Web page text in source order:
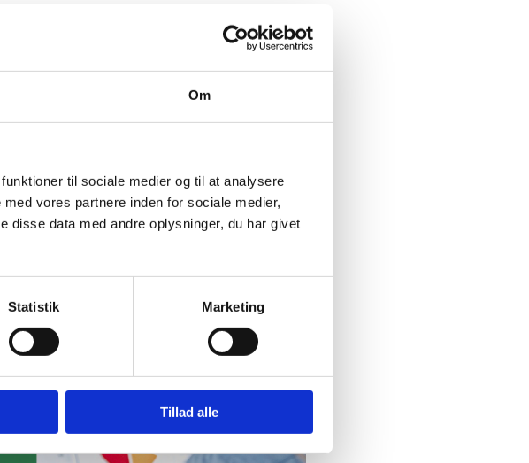
Om
til sociale medier og til at analysere
vores partnere inden for sociale medier,
disse data med andre oplysninger, du har givet
Statistik Marketing
Tillad alle
integrere din social medie strategi i din
værdi for din målgruppe og opbygge
kan du skabe en strategi, der driver